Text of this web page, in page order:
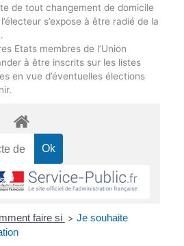
de tout changement de domicile
s’expose à être radié de la
Etats membres de l’Union
à être inscrits sur les listes
en vue d’éventuelles élections
faire si > Je souhaite